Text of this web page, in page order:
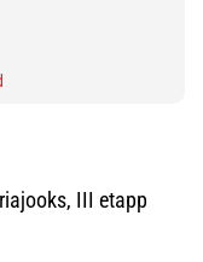
III etapp